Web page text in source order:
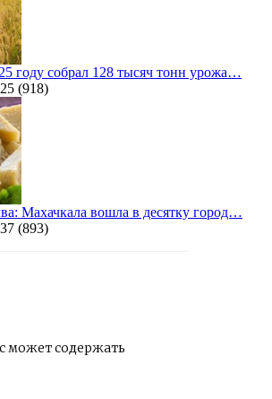
году собрал 128 тысяч тонн урожа…
(918)
Махачкала вошла в десятку город…
(893)
может содержать